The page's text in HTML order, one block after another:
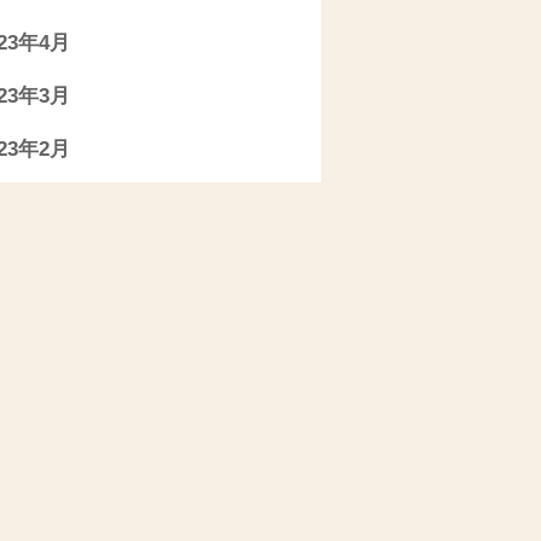
年4月
年3月
年2月